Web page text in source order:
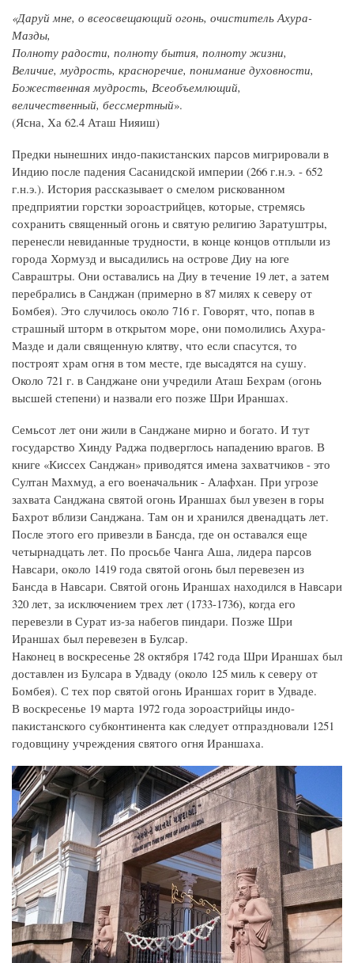
«Даруй мне, о всеосвещающий огонь, очиститель Ахура-
Мазды,
Полноту радости, полноту бытия, полноту жизни,
Величие, мудрость, красноречие, понимание духовности,
Божественная мудрость, Всеобъемлющий,
величественный, бессмертный».
(Ясна, Ха 62.4 Аташ Нияиш)
Предки нынешних индо-пакистанских парсов мигрировали в
Индию после падения Сасанидской империи (266 г.н.э. - 652
г.н.э.). История рассказывает о смелом рискованном
предприятии горстки зороастрийцев, которые, стремясь
сохранить священный огонь и святую религию Заратуштры,
перенесли невиданные трудности, в конце концов отплыли из
города Хормузд и высадились на острове Диу на юге
Савраштры. Они оставались на Диу в течение 19 лет, а затем
перебрались в Санджан (примерно в 87 милях к северу от
Бомбея). Это случилось около 716 г. Говорят, что, попав в
страшный шторм в открытом море, они помолились Ахура-
Мазде и дали священную клятву, что если спасутся, то
построят храм огня в том месте, где высадятся на сушу.
Около 721 г. в Санджане они учредили Аташ Бехрам (огонь
высшей степени) и назвали его позже Шри Ираншах.
Семьсот лет они жили в Санджане мирно и богато. И тут
государство Хинду Раджа подверглось нападению врагов. В
книге «Киссех Санджан» приводятся имена захватчиков - это
Султан Махмуд, а его военачальник - Алафхан. При угрозе
захвата Санджана святой огонь Ираншах был увезен в горы
Бахрот вблизи Санджана. Там он и хранился двенадцать лет.
После этого его привезли в Бансда, где он оставался еще
четырнадцать лет. По просьбе Чанга Аша, лидера парсов
Навсари, около 1419 года святой огонь был перевезен из
Бансда в Навсари. Святой огонь Ираншах находился в Навсари
320 лет, за исключением трех лет (1733-1736), когда его
перевезли в Сурат из-за набегов пиндари. Позже Шри
Ираншах был перевезен в Булсар.
Наконец в воскресенье 28 октября 1742 года Шри Ираншах был
доставлен из Булсара в Удваду (около 125 миль к северу от
Бомбея). С тех пор святой огонь Ираншах горит в Удваде.
В воскресенье 19 марта 1972 года зороастрийцы индо-
пакистанского субконтинента как следует отпраздновали 1251
годовщину учреждения святого огня Ираншаха.